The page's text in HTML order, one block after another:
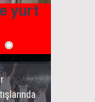
yurt